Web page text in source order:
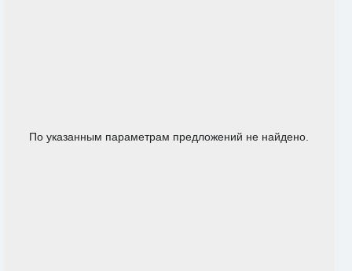
По указанным параметрам предложений не найдено.